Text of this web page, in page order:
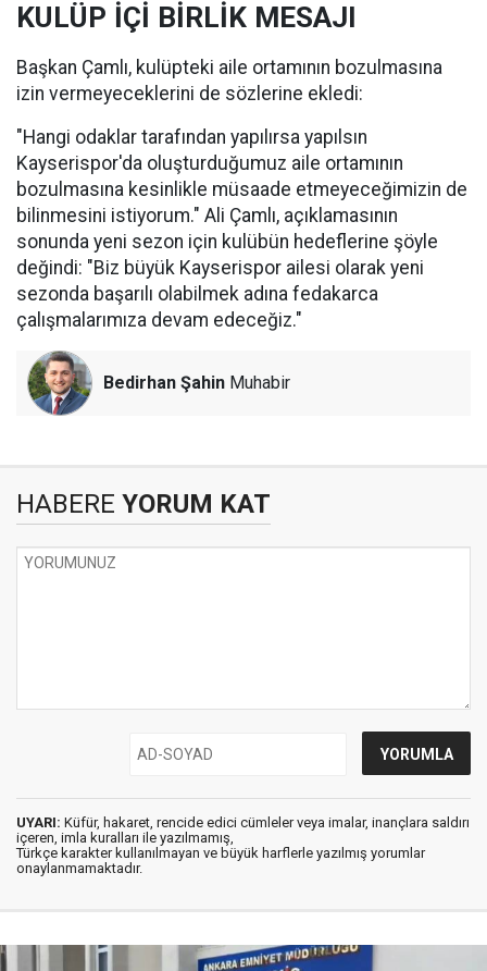
KULÜP İÇİ BİRLİK MESAJI
Başkan Çamlı, kulüpteki aile ortamının bozulmasına
izin vermeyeceklerini de sözlerine ekledi:
"Hangi odaklar tarafından yapılırsa yapılsın
Kayserispor'da oluşturduğumuz aile ortamının
bozulmasına kesinlikle müsaade etmeyeceğimizin de
bilinmesini istiyorum." Ali Çamlı, açıklamasının
sonunda yeni sezon için kulübün hedeflerine şöyle
değindi: "Biz büyük Kayserispor ailesi olarak yeni
sezonda başarılı olabilmek adına fedakarca
çalışmalarımıza devam edeceğiz."
Bedirhan Şahin Muhabir
HABERE YORUM KAT
UYARI: Küfür, hakaret, rencide edici cümleler veya imalar, inançlara saldırı
içeren, imla kuralları ile yazılmamış,
Türkçe karakter kullanılmayan ve büyük harflerle yazılmış yorumlar
onaylanmamaktadır.